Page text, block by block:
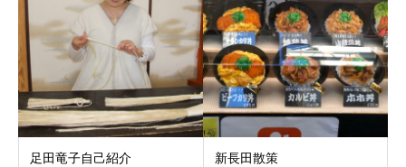
足田竜子自己紹介 新長田散策